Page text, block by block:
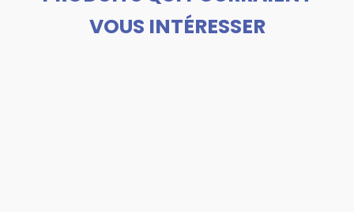
VOUS INTÉRESSER